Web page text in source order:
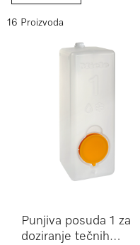
16 Proizvoda
Punjiva posuda 1 za
doziranje tečnih